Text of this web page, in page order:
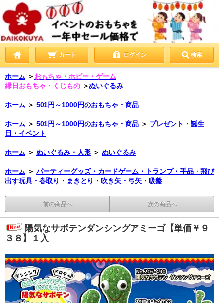
カート ログイン 検索
ホーム ＞ おもちゃ・ホビー・ゲーム
縁日おもちゃ・くじもの ＞ぬいぐるみ
ホーム ＞ 501円～1000円のおもちゃ・商品
ホーム ＞ 501円～1000円のおもちゃ・商品 ＞ プレゼント・誕生
日・イベント
ホーム ＞ ぬいぐるみ・人形 ＞ ぬいぐるみ
ホーム ＞ パーティーグッズ・カードゲーム・トランプ・手品・飛び
出す玩具・巻取り・まきとり・吹き矢・弓矢・吸盤
前の商品へ 次の商品へ
陽気なサボテンダンシングアミーゴ【単価￥９
３８】１入